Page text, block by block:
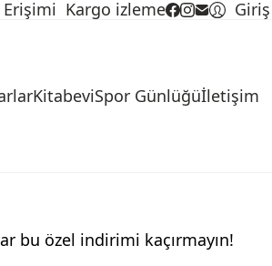
Erişimi Kargo izleme
KitabeviSpor Günlüğüİletişim
bu özel indirimi kaçırmayın!